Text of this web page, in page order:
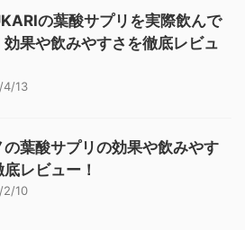
の葉酸サプリを実際飲んで
効果や飲みやすさを徹底レビュ
4/13
の葉酸サプリの効果や飲みやす
レビュー！
2/10